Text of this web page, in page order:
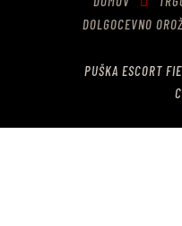
DOLGOCEVNO
PUŠKA ESCORT
PUŠKARSTVO
RAZNO